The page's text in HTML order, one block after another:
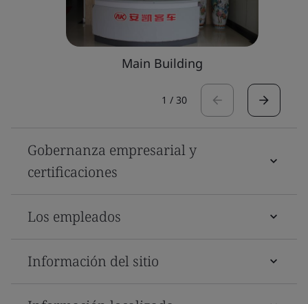
Main Building
1 / 30
Gobernanza empresarial y
certificaciones
Los empleados
Información del sitio